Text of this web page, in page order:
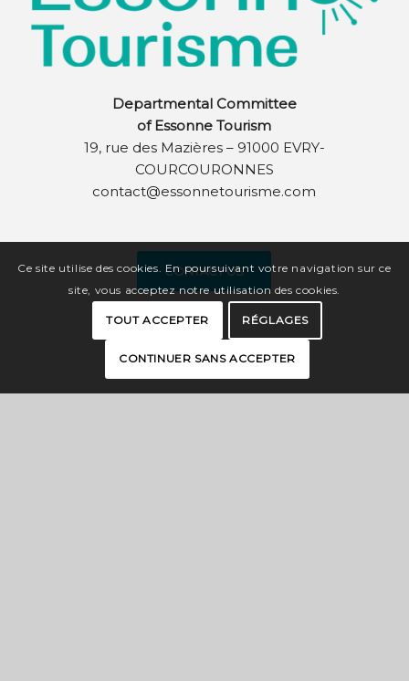
Departmental Committee
of Essonne Tourism
19, rue des Mazières – 91000 EVRY-
COURCOURONNES
contact@essonnetourisme.com
CONTACT US
Ce site utilise des cookies. En poursuivant votre navigation sur ce
site, vous acceptez notre utilisation des cookies.
TOUT ACCEPTER RÉGLAGES
CONTINUER SANS ACCEPTER